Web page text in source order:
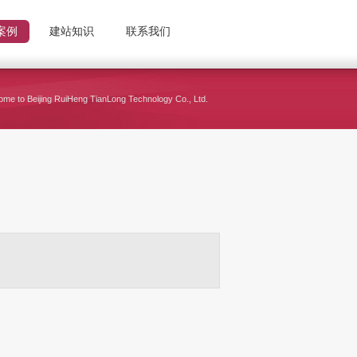
例 建站知识 联系我们
to Beijing RuiHeng TianLong Technology Co., Ltd.